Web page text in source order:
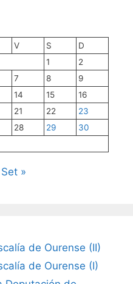
V S
D
1
2
7 8
9
14 15
16
21 22
23
28 29
30
Set »
de Ourense (II)
de Ourense (I)